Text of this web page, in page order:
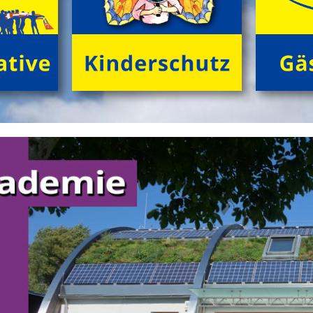
neugierige Kids (8 bis 12 Jahre) in der trauten
Gemeinschaft von Freund*innen beim Zelten im
grĂźnen Ambiente! Gemeinsam NaturhĂźtten gestalten,
'KletterInsel', â€Ś abends im Kreis dem Knistern des
>'GrĂźne Insel Camp'
'English Adventure Camp'
Enjoy English in exciting camp-life!
Beim tollen Ferienabenteuer 'English Adventure Camp'
plaudern die Kids (10 bis 14 Jahre) im Camp von frĂźh
bis spĂ¤t spielerisch locker 'in English'. Wir 'chatten'
ohne Angst und Computer real drauf los, â€Ś tagsĂźber
bei spannenden Naturabenteuern, beim gemeinsamen
FloĂŸbau und Gestalten von 'nature huts' ebenso wie
abends 'at the campfire'.
>'English Adventure Camp'